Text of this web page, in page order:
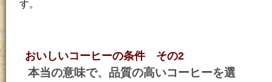
す。
おいしいコーヒーの条件 その2
本当の意味で、品質の高いコーヒーを選